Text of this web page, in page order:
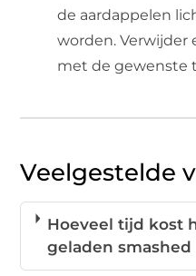
de aardappelen
worden.
met de gewenste
Veelgestelde
Hoeveel tijd kost
geladen